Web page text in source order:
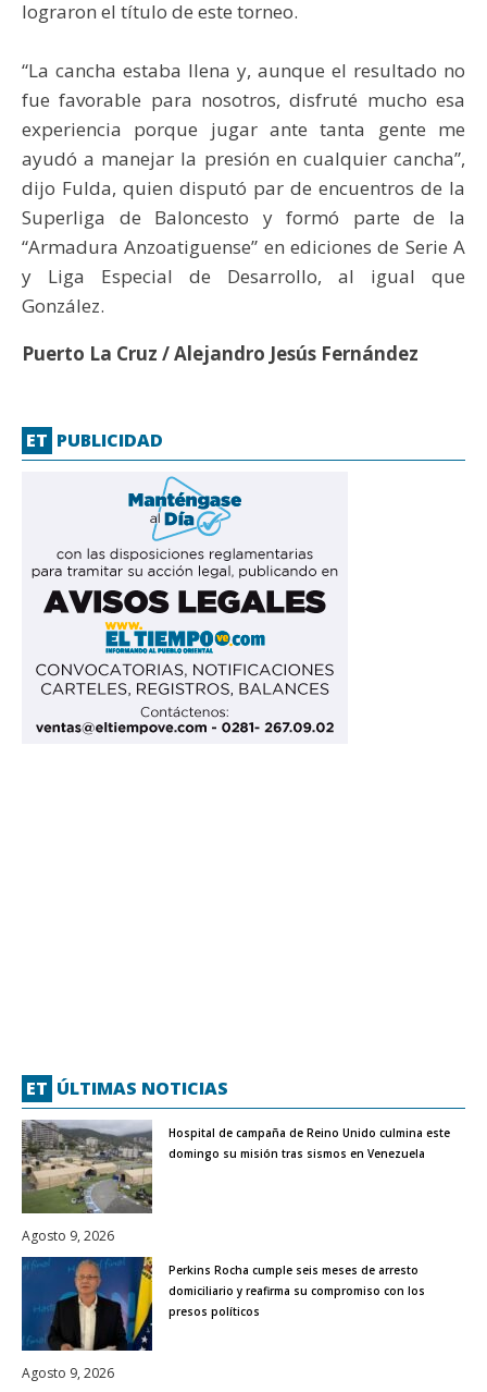
lograron el título de este torneo.
“La cancha estaba llena y, aunque el resultado no
fue favorable para nosotros, disfruté mucho esa
experiencia porque jugar ante tanta gente me
ayudó a manejar la presión en cualquier cancha”,
dijo Fulda, quien disputó par de encuentros de la
Superliga de Baloncesto y formó parte de la
“Armadura Anzoatiguense” en ediciones de Serie A
y Liga Especial de Desarrollo, al igual que
González.
Puerto La Cruz / Alejandro Jesús Fernández
ET PUBLICIDAD
ET ÚLTIMAS NOTICIAS
Hospital de campaña de Reino Unido culmina este
domingo su misión tras sismos en Venezuela
Agosto 9, 2026
Perkins Rocha cumple seis meses de arresto
domiciliario y reafirma su compromiso con los
presos políticos
Agosto 9, 2026